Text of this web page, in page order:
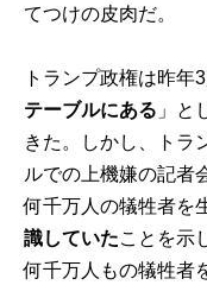
てつけの皮肉だ。
トランプ政権は昨年
テーブルにある 」と
きた。しかし、トラ
ルでの上機嫌の記者
何千万人の犠牲者を
識していたことを示
何千万人もの犠牲者